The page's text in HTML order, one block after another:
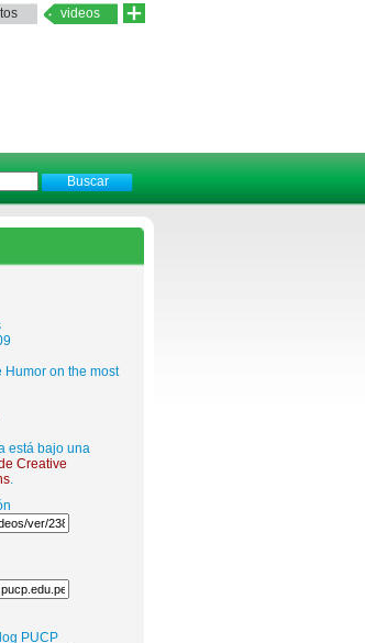
videos
Humor on the most
está bajo una
Creative
.
PUCP